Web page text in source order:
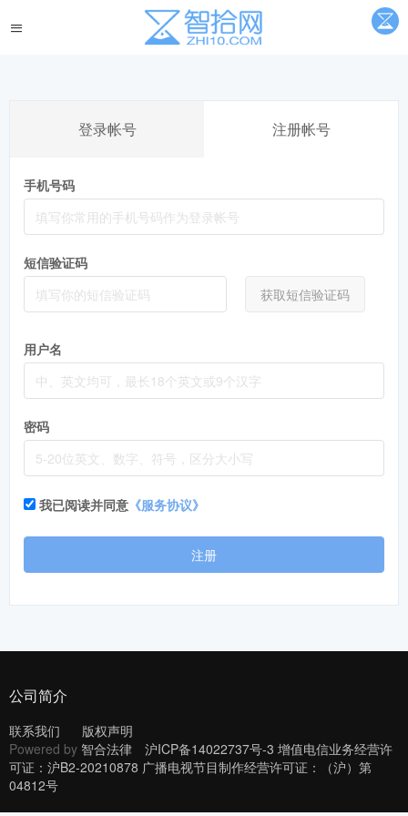
登录帐号 注册帐号
手机号码
短信验证码
获取短信验证码
用户名
密码
我已阅读并同意 《服务协议》
注册
公司简介
联系我们
版权声明
Powered by 智合法律
沪ICP备14022737号-3 增值电信业务经营许
可证：沪B2-20210878 广播电视节目制作经营许可证：（沪）第
04812号